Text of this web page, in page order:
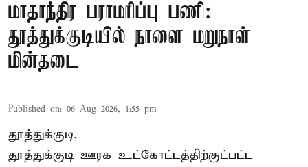
மாதாந்திர பராமரிப்பு பணி:
தூத்துக்குடியில் நாளை மறுநாள்
மின்தடை
Published on: 06 Aug 2026, 1:55 pm
தூத்துக்குடி,
தூத்துக்குடி ஊரக உட்கோட்டத்திற்குட்பட்ட